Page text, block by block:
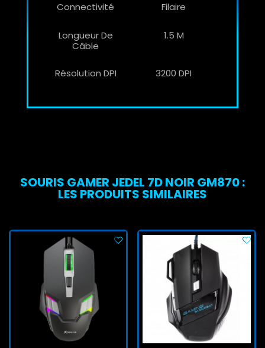
Connectivité Filaire
Longueur De
Câble
1.5 M
Résolution DPI 3200 DPI
SOURIS GAMER JEDEL 7D NOIR GM870 :
LES PRODUITS SIMILAIRES